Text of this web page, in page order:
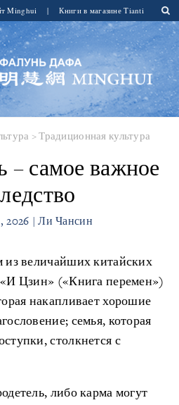
Minghui | Книги в магазине Tianti
>Традиционная культура
– самое важное
2026 | Ли Чансин
из величайших китайских
«И Цзин» («Книга перемен»)
накапливает хорошие
семья, которая
столкнется с
либо карма могут